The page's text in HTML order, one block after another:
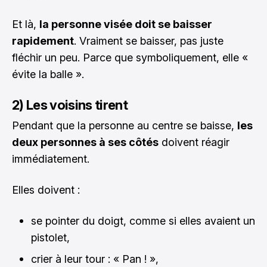
Et là, la personne visée doit se baisser
rapidement. Vraiment se baisser, pas juste
fléchir un peu. Parce que symboliquement, elle «
évite la balle ».
2) Les voisins tirent
Pendant que la personne au centre se baisse, les
deux personnes à ses côtés doivent réagir
immédiatement.
Elles doivent :
se pointer du doigt, comme si elles avaient un
pistolet,
crier à leur tour : « Pan ! »,